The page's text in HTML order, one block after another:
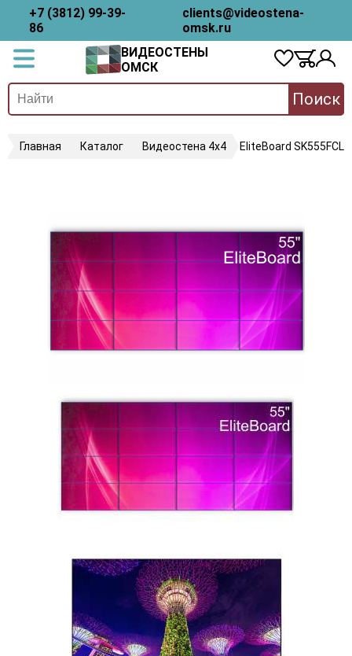
+7 (3812) 99-39-
86
clients@videostena-
omsk.ru
ВИДЕОСТЕНЫ
ОМСК
Поиск
Главная Каталог Видеостена 4х4 EliteBoard SK555FCLN